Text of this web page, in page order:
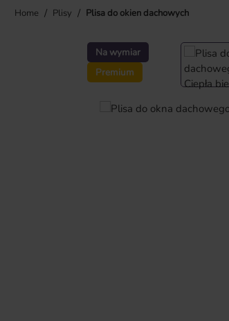
Home / Plisy / Plisa do okien dachowych
Na wymiar
Premium
Pomiń galerię zdjęć